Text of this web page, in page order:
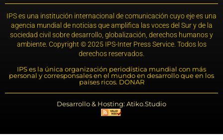
IPS es una institución internacional de comunicación cuyo eje es una
agencia mundial de noticias que amplifica las voces del Sur y de la
sociedad civil sobre desarrollo, globalización, derechos humanos y
ambiente. Copyright © 2025 IPS-Inter Press Service. Todos los
derechos reservados.
IPS es la única organización periodística mundial con más
personal y corresponsales en el mundo en desarrollo que en los
países ricos. DONAR
Desarrollo & Hosting: Atiko.Studio